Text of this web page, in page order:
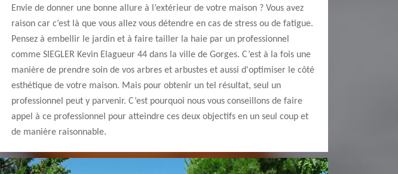
Envie de donner une bonne allure à l’extérieur de votre maison ? Vous avez
raison car c’est là que vous allez vous détendre en cas de stress ou de fatigue.
Pensez à embellir le jardin et à faire tailler la haie par un professionnel
comme SIEGLER Kevin Elagueur 44 dans la ville de Gorges. C’est à la fois une
manière de prendre soin de vos arbres et arbustes et aussi d'optimiser le côté
esthétique de votre maison. Mais pour obtenir un tel résultat, seul un
professionnel peut y parvenir. C’est pourquoi nous vous conseillons de faire
appel à ce professionnel pour atteindre ces deux objectifs en un seul coup et
de manière raisonnable.